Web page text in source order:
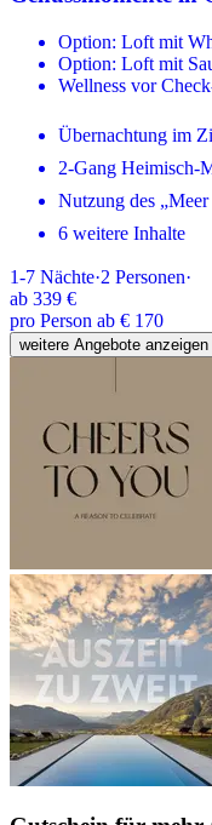
Option: Loft mit
Option: Loft mit
Wellness vor
Übernachtung im
2-Gang Heimisch-
Nutzung des
6 weitere Inhalte
1-7 Nächte·2 Personen·
ab 339 €
pro Person ab € 170
weitere Angebote anzeigen